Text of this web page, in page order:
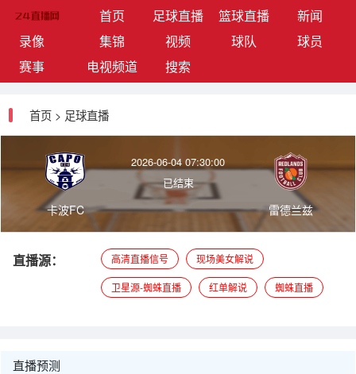
首页(current)足球直播 篮球直播
新闻
录像
集锦 视频 球队
球员
赛事
电视频道 搜索
首页 > 足球直播
卡波FC
2026-06-04 07:30:00
已结束
雷德兰兹
直播源： 高清直播信号 现场美女解说
卫星源-蜘蛛直播 红单解说 蜘蛛直播
直播预测